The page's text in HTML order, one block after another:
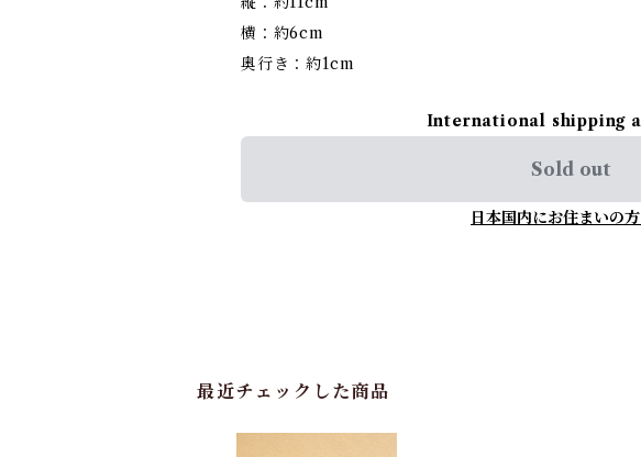
横：約6cm
奥行き：約1cm
International shipping
Sold out
日本国内にお住まいの
最近チェックした商品